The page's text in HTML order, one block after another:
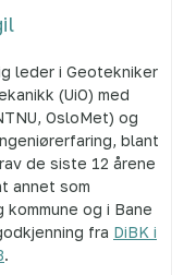
leder i Geotekniker
(UiO) med
OsloMet) og
blant
de siste 12 årene
annet som
og i Bane
fra DiBK i
.